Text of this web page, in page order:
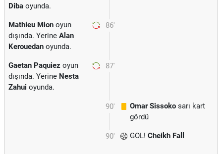
Diba oyunda.
86'
Mathieu Mion oyun
dışında. Yerine Alan
Kerouedan oyunda.
87'
Gaetan Paquiez oyun
dışında. Yerine Nesta
Zahui oyunda.
90' Omar Sissoko sarı kart
gördü
90' GOL! Cheikh Fall